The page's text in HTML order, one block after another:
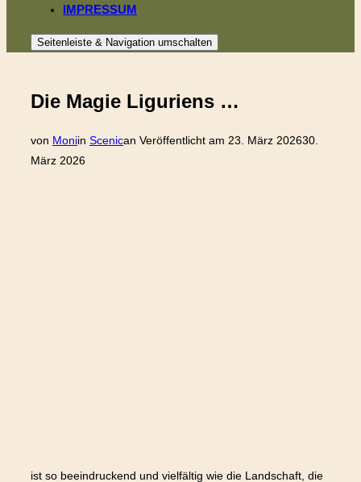
IMPRESSUM
Seitenleiste & Navigation umschalten
Die Magie Liguriens …
von Moniin Scenican Veröffentlicht am 23. März 202630.
März 2026
ist so beeindruckend und vielfältig wie die Landschaft, die